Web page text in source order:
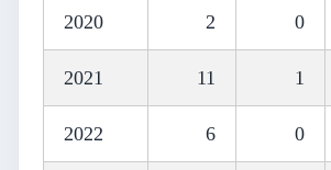
2020 2 0
2021 11 1
2022 6 0